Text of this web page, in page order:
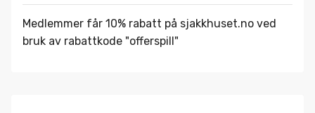
Medlemmer får 10% rabatt på sjakkhuset.no ved
bruk av rabattkode "offerspill"